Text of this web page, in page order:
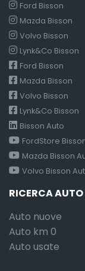
Ford Bisson
Mazda Bisson
Volvo Bisson
Lynk&Co Bisson
Ford Bisson
Mazda Bisson
Volvo Bisson
Lynk&Co Bisson
Bisson Auto
FordStore
Mazda Bisson
Volvo Bisson
RICERCA AUTO
Auto nuove
Auto km 0
Auto usate